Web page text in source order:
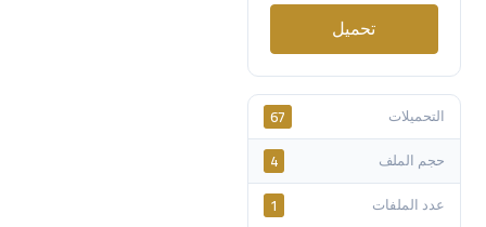
تحميل
التحميلات 67
حجم الملف 4
عدد الملفات 1